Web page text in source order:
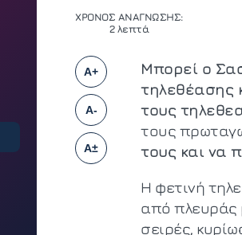
ΧΡΟΝΟΣ ΑΝΑΓΝΩΣΗΣ:
2 λεπτά
A+
A-
A±
Μπορεί ο
τηλεθέασης
τους
τους
τους και να
Η φετινή
από πλευράς
σειρές,